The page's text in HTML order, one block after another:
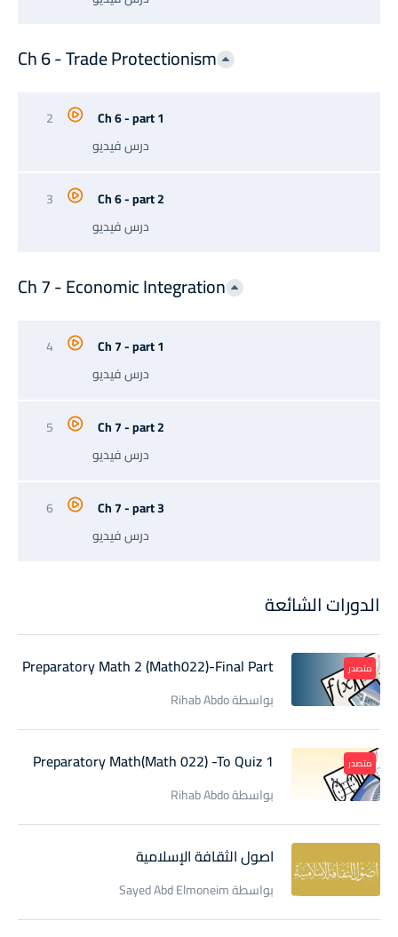
Ch 6 - Trade Protectionism
2
Ch 6 - part 1
درس فيديو
3
Ch 6 - part 2
درس فيديو
Ch 7 - Economic Integration
4
Ch 7 - part 1
درس فيديو
5
Ch 7 - part 2
درس فيديو
6
Ch 7 - part 3
درس فيديو
الدورات الشائعة
متصدر Preparatory Math 2 (Math022)-Final Part
بواسطة Rihab Abdo
متصدر Preparatory Math(Math 022) -To Quiz 1
بواسطة Rihab Abdo
اصول الثقافة الإسلامية
بواسطة Sayed Abd Elmoneim